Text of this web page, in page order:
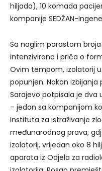
hiljada), 10 komada
kompanije SEDŽAN-
Sa naglim porastom
intenzivirana i priča o
Ovim tempom, izolatorij
popunjen. Nakon
Sarajevo potpisala je dva
– jedan sa kompanijom
Instituta za istraživanje
međunarodnog prava,
izolatorij, vrijedan oko 8
aparata iz Odjela za